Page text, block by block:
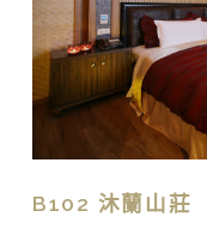
B102 沐蘭山莊